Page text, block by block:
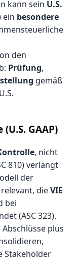
kann sein U.S.
ein besondere
den
Prüfung,
gemäß
U.S.
GAAP)
, nicht
810) verlangt
der
dieVIE
bei
(ASC 323).
plus
Stakeholder